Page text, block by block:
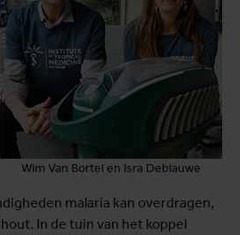
Wim Van Bortel en Isra Deblauwe
malaria kan overdragen,
In de tuin van het koppel